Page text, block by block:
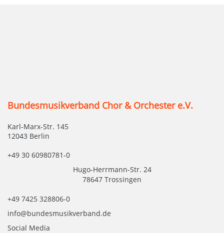
Bundesmusikverband Chor & Orchester e.V.
Karl-Marx-Str. 145
12043 Berlin
+49 30 60980781-0
Hugo-Herrmann-Str. 24
78647 Trossingen
+49 7425 328806-0
info@bundesmusikverband.de
Social Media